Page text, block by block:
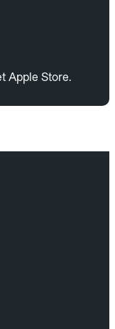
Apple Store.